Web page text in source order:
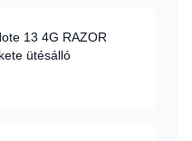
13 4G RAZOR
ütésálló